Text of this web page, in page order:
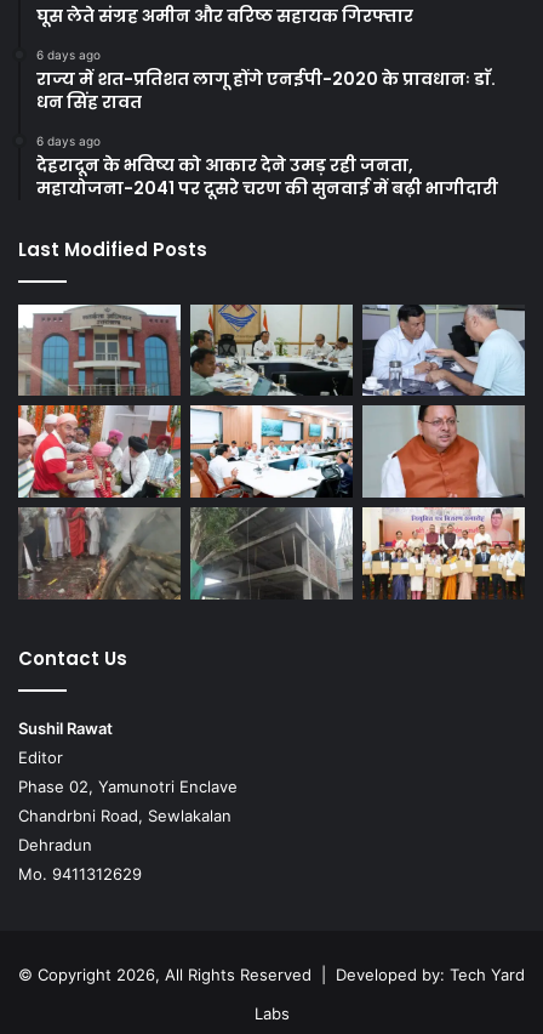
घूस लेते संग्रह अमीन और वरिष्ठ सहायक गिरफ्तार
6 days ago
राज्य में शत-प्रतिशत लागू होंगे एनईपी-2020 के प्रावधानः डाॅ.
धन सिंह रावत
6 days ago
देहरादून के भविष्य को आकार देने उमड़ रही जनता,
महायोजना-2041 पर दूसरे चरण की सुनवाई में बढ़ी भागीदारी
Last Modified Posts
Contact Us
Sushil Rawat
Editor
Phase 02, Yamunotri Enclave
Chandrbni Road, Sewlakalan
Dehradun
Mo. 9411312629
© Copyright 2026, All Rights Reserved | Developed by: Tech Yard
Labs